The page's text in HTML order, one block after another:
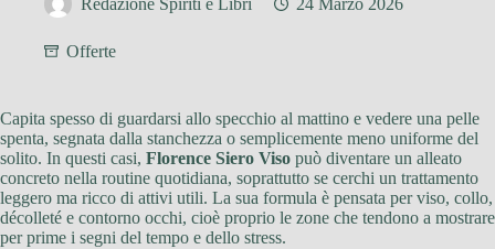
Redazione Spiriti e Libri 24 Marzo 2026
Offerte
Capita spesso di guardarsi allo specchio al mattino e vedere una pelle
spenta, segnata dalla stanchezza o semplicemente meno uniforme del
solito. In questi casi, Florence Siero Viso può diventare un alleato
concreto nella routine quotidiana, soprattutto se cerchi un trattamento
leggero ma ricco di attivi utili. La sua formula è pensata per viso, collo,
décolleté e contorno occhi, cioè proprio le zone che tendono a mostrare
per prime i segni del tempo e dello stress.